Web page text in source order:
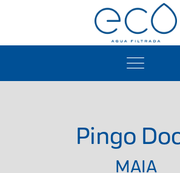
Pingo
MAIA